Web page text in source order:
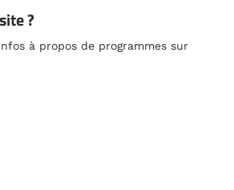
?
à propos de programmes sur